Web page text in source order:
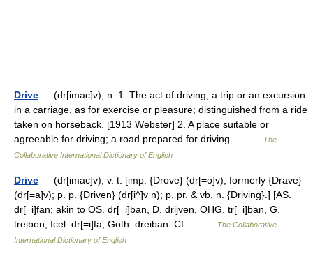
Drive — (dr[imac]v), n. 1. The act of driving; a trip or an excursion
in a carriage, as for exercise or pleasure; distinguished from a ride
taken on horseback. [1913 Webster] 2. A place suitable or
agreeable for driving; a road prepared for driving.… …
The
Collaborative International Dictionary of English
Drive — (dr[imac]v), v. t. [imp. {Drove} (dr[=o]v), formerly {Drave}
(dr[=a]v); p. p. {Driven} (dr[i^]v n); p. pr. & vb. n. {Driving}.] [AS.
dr[=i]fan; akin to OS. dr[=i]ban, D. drijven, OHG. tr[=i]ban, G.
treiben, Icel. dr[=i]fa, Goth. dreiban. Cf.… …
The Collaborative
International Dictionary of English